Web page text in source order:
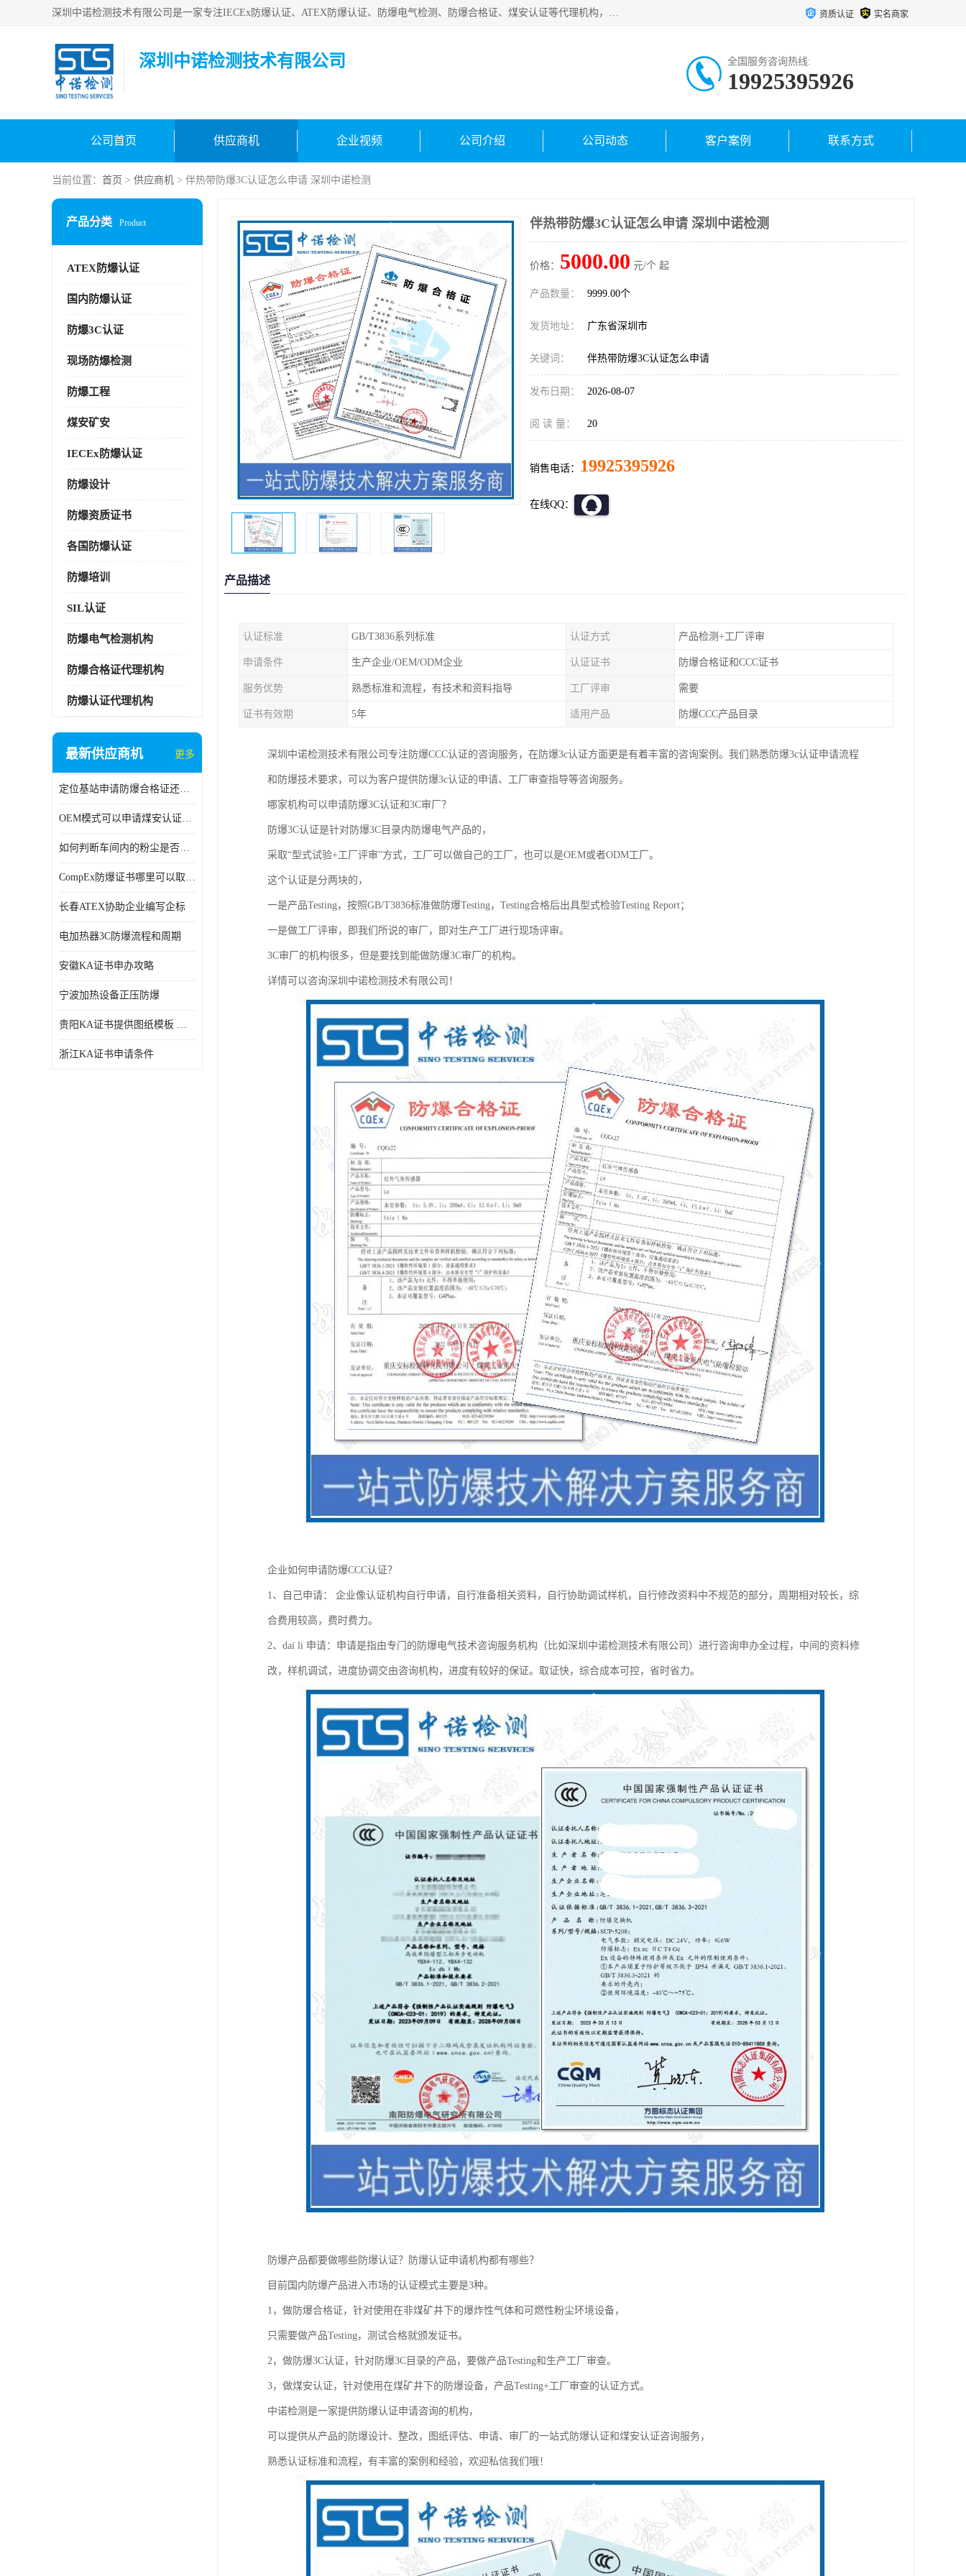
深圳中诺检测技术有限公司是一家专注IECEx防爆认证、ATEX防爆认证、防爆电气检测、防爆合格证、煤安认证等代理机构，可为客户提供从防爆设计、认证、现场检查、工程施工改造、培训等一站式服务。 资质认证 实名商家
深圳中诺检测技术有限公司 全国服务咨询热线:
19925395926
公司首页 供应商机 企业视频 公司介绍 公司动态 客户案例 联系方式
当前位置： 首页 > 供应商机 > 伴热带防爆3C认证怎么申请 深圳中诺检测
产品分类 Product
ATEX防爆认证
国内防爆认证
防爆3C认证
现场防爆检测
防爆工程
煤安矿安
IECEx防爆认证
防爆设计
防爆资质证书
各国防爆认证
防爆培训
SIL认证
防爆电气检测机构
防爆合格证代理机构
防爆认证代理机构
最新供应商机 更多
定位基站申请防爆合格证还是防爆3C认证呢？
OEM模式可以申请煤安认证吗？
如何判断车间内的粉尘是否为爆炸性粉尘？
CompEx防爆证书哪里可以取得？
长春ATEX协助企业编写企标
电加热器3C防爆流程和周期
安徽KA证书申办攻略
宁波加热设备正压防爆
贵阳KA证书提供图纸模板 深圳中诺检测
浙江KA证书申请条件
伴热带防爆3C认证怎么申请 深圳中诺检测
价格： 5000.00 元/个 起
产品数量： 9999.00个
发货地址： 广东省深圳市
关键词： 伴热带防爆3C认证怎么申请
发布日期： 2026-08-07
阅 读 量： 20
销售电话： 19925395926
在线QQ：
产品描述
认证标准 GB/T3836系列标准 认证方式 产品检测+工厂评审
申请条件 生产企业/OEM/ODM企业 认证证书 防爆合格证和CCC证书
服务优势 熟悉标准和流程，有技术和资料指导 工厂评审 需要
证书有效期 5年 适用产品 防爆CCC产品目录
深圳中诺检测技术有限公司专注防爆CCC认证的咨询服务，在防爆3c认证方面更是有着丰富的咨询案例。我们熟悉防爆3c认证申请流程
和防爆技术要求，可以为客户提供防爆3c认证的申请、工厂审查指导等咨询服务。
哪家机构可以申请防爆3C认证和3C审厂？
防爆3C认证是针对防爆3C目录内防爆电气产品的，
采取“型式试验+工厂评审”方式，工厂可以做自己的工厂，也可以是OEM或者ODM工厂。
这个认证是分两块的，
一是产品Testing，按照GB/T3836标准做防爆Testing，Testing合格后出具型式检验Testing Report；
一是做工厂评审，即我们所说的审厂，即对生产工厂进行现场评审。
3C审厂的机构很多，但是要找到能做防爆3C审厂的机构。
详情可以咨询深圳中诺检测技术有限公司！
企业如何申请防爆CCC认证？
1、自己申请： 企业像认证机构自行申请，自行准备相关资料，自行协助调试样机，自行修改资料中不规范的部分，周期相对较长，综
合费用较高，费时费力。
2、dai li 申请：申请是指由专门的防爆电气技术咨询服务机构（比如深圳中诺检测技术有限公司）进行咨询申办全过程，中间的资料修
改，样机调试，进度协调交由咨询机构，进度有较好的保证。取证快，综合成本可控，省时省力。
防爆产品都要做哪些防爆认证？防爆认证申请机构都有哪些？
目前国内防爆产品进入市场的认证模式主要是3种。
1，做防爆合格证，针对使用在非煤矿井下的爆炸性气体和可燃性粉尘环境设备，
只需要做产品Testing，测试合格就颁发证书。
2，做防爆3C认证，针对防爆3C目录的产品，要做产品Testing和生产工厂审查。
3，做煤安认证，针对使用在煤矿井下的防爆设备，产品Testing+工厂审查的认证方式。
中诺检测是一家提供防爆认证申请咨询的机构，
可以提供从产品的防爆设计、整改，图纸评估、申请、审厂的一站式防爆认证和煤安认证咨询服务，
熟悉认证标准和流程，有丰富的案例和经验，欢迎私信我们哦！